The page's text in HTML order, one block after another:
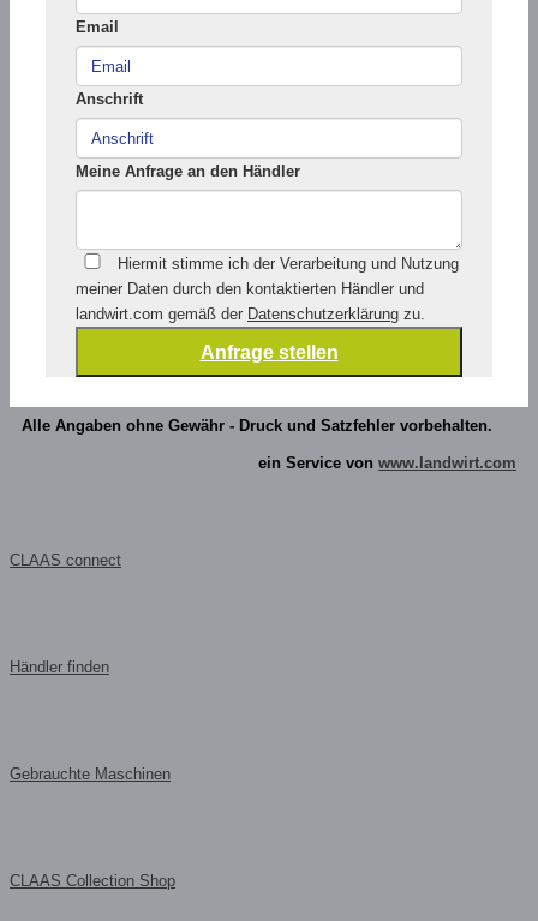
Email
Anschrift
Meine Anfrage an den Händler
Hiermit stimme ich der Verarbeitung und Nutzung
meiner Daten durch den kontaktierten Händler und
landwirt.com gemäß der Datenschutzerklärung zu.
Alle Angaben ohne Gewähr - Druck und Satzfehler vorbehalten.
ein Service von www.landwirt.com
CLAAS connect
Händler finden
Gebrauchte Maschinen
CLAAS Collection Shop